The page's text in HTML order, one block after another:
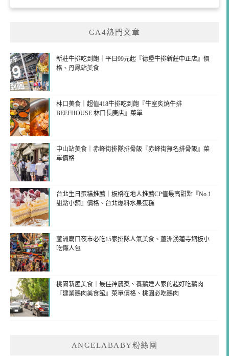
GA4熱門文章
新莊牛排吃到飽｜平日99元起『德堡牛排新莊中正店』價
格、丹鳳站美食
林口美食｜超值418牛排吃到飽『牛室炙燒牛排
BEEFHOUSE 林口長庚店』菜單
中山站美食｜赤峰街排隊排骨飯『赤峰街無名排骨飯』菜
單價格
台北生日蛋糕推薦｜板橋在地人推薦CP值最高甜點『No.1
甜點小舖』價格、台北爆料水果蛋糕
蘆洲廟口夜市必吃15家排隊人氣美食、蘆洲湧蓮寺銅板小
吃懶人包
桃園新屋美食｜最佳神農獎、養鵝達人家的超好吃鵝肉
『建業鵝肉美食館』菜單價格、桃園必吃鵝肉
ANGELABABY粉絲團